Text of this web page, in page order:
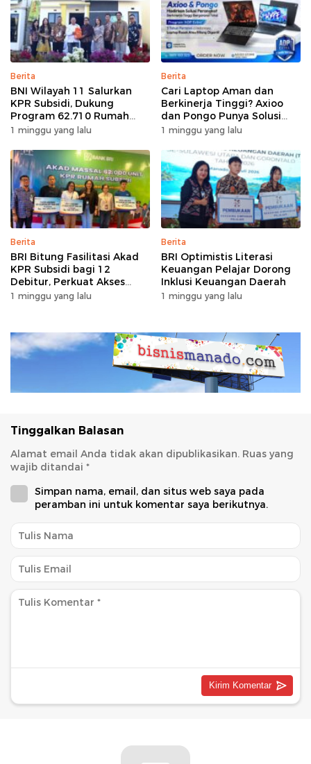
Berita
BNI Wilayah 11 Salurkan
KPR Subsidi, Dukung
Program 62.710 Rumah
Bersubsidi
1 minggu yang lalu
Berita
Cari Laptop Aman dan
Berkinerja Tinggi? Axioo
dan Pongo Punya Solusi
dengan Garansi Ekstra
1 minggu yang lalu
Berita
BRI Bitung Fasilitasi Akad
KPR Subsidi bagi 12
Debitur, Perkuat Akses
Hunian Masyarakat
1 minggu yang lalu
Berita
BRI Optimistis Literasi
Keuangan Pelajar Dorong
Inklusi Keuangan Daerah
1 minggu yang lalu
Tinggalkan Balasan
Alamat email Anda tidak akan dipublikasikan. Ruas yang
wajib ditandai *
Simpan nama, email, dan situs web saya pada
peramban ini untuk komentar saya berikutnya.